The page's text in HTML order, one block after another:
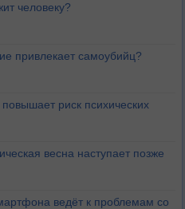
человеку?
привлекает самоубийц?
риск психических
весна наступает позже
ведёт к проблемам со